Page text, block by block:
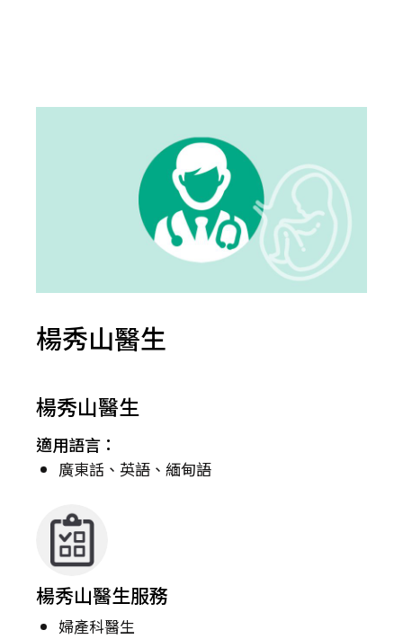
楊秀山醫生
楊秀山醫生
適用語言：
廣東話、英語、緬甸語
楊秀山醫生服務
婦產科醫生